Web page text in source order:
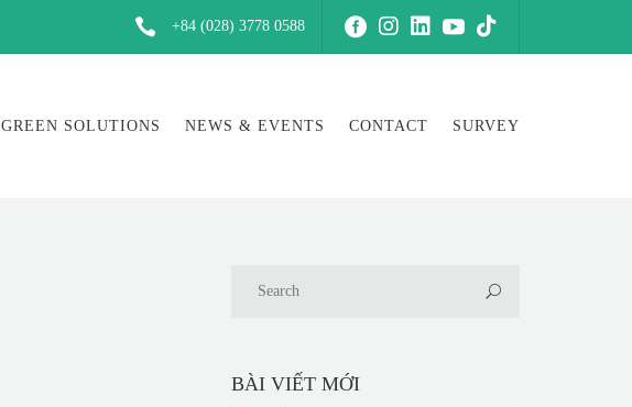
+84 (028) 3778 0588
GREEN SOLUTIONS NEWS & EVENTS CONTACT SURVEY
BÀI VIẾT MỚI